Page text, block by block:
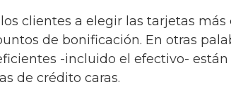
clientes a elegir las tarjetas más
de bonificación. En otras
-incluido el efectivo-
de crédito caras.